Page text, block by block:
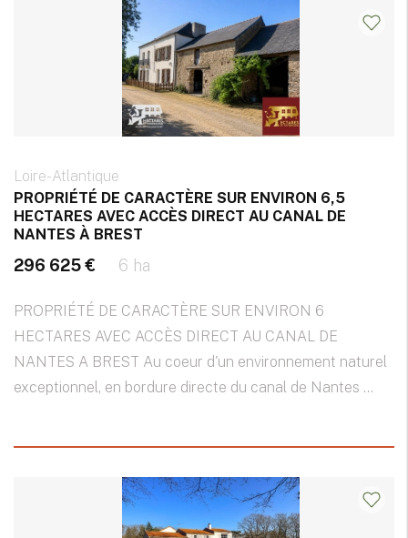
Loire-Atlantique
PROPRIÉTÉ DE CARACTÈRE SUR ENVIRON 6,5
HECTARES AVEC ACCÈS DIRECT AU CANAL DE
NANTES À BREST
296 625 € 6 ha
PROPRIÉTÉ DE CARACTÈRE SUR ENVIRON 6
HECTARES AVEC ACCÈS DIRECT AU CANAL DE
NANTES A BREST Au coeur d'un environnement naturel
exceptionnel, en bordure directe du canal de Nantes ...